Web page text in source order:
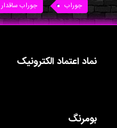
جوراب جوراب ساقدار
نماد اعتماد الکترونیک
بومرنگ